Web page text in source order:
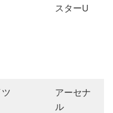
スターU
ツ
アーセナ
ル